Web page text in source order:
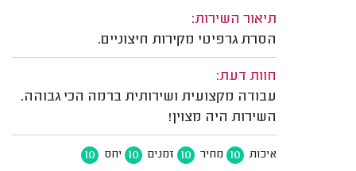
תיאור השירות:
הסרת גרפיטי מקירות חיצוניים.
חוות דעת:
עבודה מקצועית ושירותית ברמה הכי גבוהה.
השירות היה מצוין!
איכות 10 מחיר 10 זמנים 10 יחס 10